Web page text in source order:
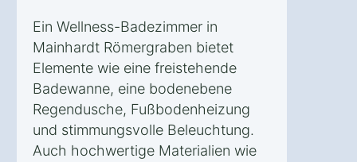
Ein Wellness-Badezimmer in
Mainhardt Römergraben bietet
Elemente wie eine freistehende
Badewanne, eine bodenebene
Regendusche, Fußbodenheizung
und stimmungsvolle Beleuchtung.
Auch hochwertige Materialien wie